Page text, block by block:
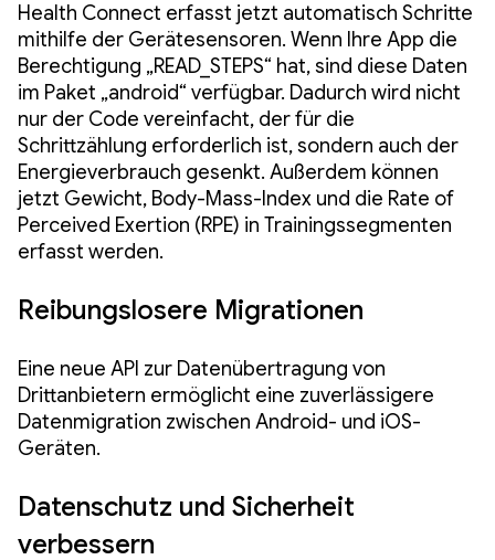
Health Connect erfasst jetzt automatisch Schritte
mithilfe der Gerätesensoren. Wenn Ihre App die
Berechtigung „READ_STEPS“ hat, sind diese Daten
im Paket „android“ verfügbar. Dadurch wird nicht
nur der Code vereinfacht, der für die
Schrittzählung erforderlich ist, sondern auch der
Energieverbrauch gesenkt. Außerdem können
jetzt Gewicht, Body-Mass-Index und die Rate of
Perceived Exertion (RPE) in Trainingssegmenten
erfasst werden.
Reibungslosere Migrationen
Eine neue API zur Datenübertragung von
Drittanbietern ermöglicht eine zuverlässigere
Datenmigration zwischen Android- und iOS-
Geräten.
Datenschutz und Sicherheit
verbessern